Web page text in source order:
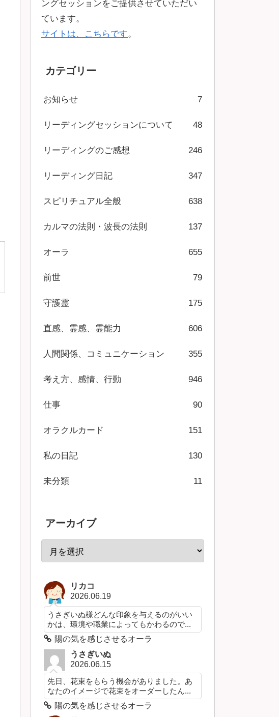
ングセッションをご提供させていただい
ています。
サイトは、こちらです。
カテゴリー
お知らせ 7
リーディングセッションについて 48
リーディングのご感想 246
リーディング日記 347
スピリチュアル全般 638
カルマの法則・波長の法則 137
オーラ 655
前世 79
守護霊 175
直感、霊感、霊能力 606
人間関係、コミュニケーション 355
考え方、感情、行動 946
仕事 90
オラクルカード 151
私の日記 130
未分類 11
アーカイブ
リカコ
2026.06.19
うさぎいぬ様どんな印象を与えるのがいい
かは、環境や職業によってもかわるので...
陽の気を感じさせるオーラ
うさぎいぬ
2026.06.15
先日、花束をもらう機会がありました。あ
なたのイメージで花束をオーダーしたん...
陽の気を感じさせるオーラ